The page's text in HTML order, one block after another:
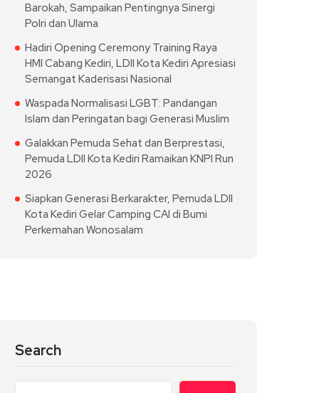
Barokah, Sampaikan Pentingnya Sinergi
Polri dan Ulama
Hadiri Opening Ceremony Training Raya
HMI Cabang Kediri, LDII Kota Kediri Apresiasi
Semangat Kaderisasi Nasional
Waspada Normalisasi LGBT: Pandangan
Islam dan Peringatan bagi Generasi Muslim
Galakkan Pemuda Sehat dan Berprestasi,
Pemuda LDII Kota Kediri Ramaikan KNPI Run
2026
Siapkan Generasi Berkarakter, Pemuda LDII
Kota Kediri Gelar Camping CAI di Bumi
Perkemahan Wonosalam
Search